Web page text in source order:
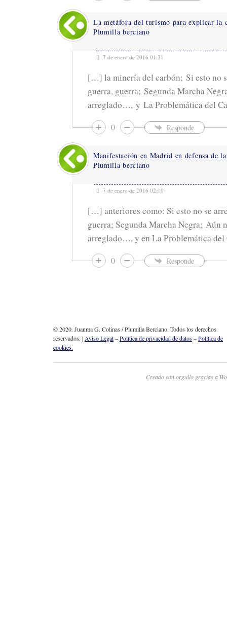
La metáfora del turismo para explicar la
Plumilla berciano
7 de enero de 2016 01:31
[…] la minería del carbón; Si esto no
guerra, guerra; Segunda Marcha
arreglado…, y La Problemática del
0 Responde
Manifestación en Madrid en defensa de
Plumilla berciano
7 de enero de 2016 02:10
[…] anteriores como: Si esto no se
guerra; Segunda Marcha Negra; Aún
arreglado…, y en La Problemática
0 Responde
© 2020. Juanma G. Colinas / Plumilla Berciano. Todos los derechos
reservados. | Aviso Legal–Política de privacidad de datos–Política de
cookies.
Creado con orgullo gracias a